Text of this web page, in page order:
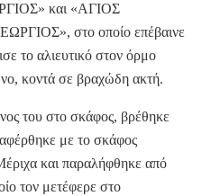
και «ΑΓΙΟΣ
στο οποίο επέβαινε
το αλιευτικό στον όρμο
κοντά σε βραχώδη ακτή.
του στο σκάφος, βρέθηκε
με το σκάφος
και παραλήφθηκε από
τον μετέφερε στο